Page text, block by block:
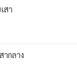
สา
กลาง